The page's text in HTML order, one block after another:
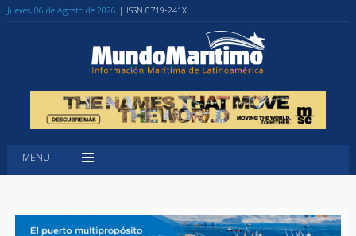
Jueves, 06 de Agosto de 2026 | ISSN 0719-241X
MENU